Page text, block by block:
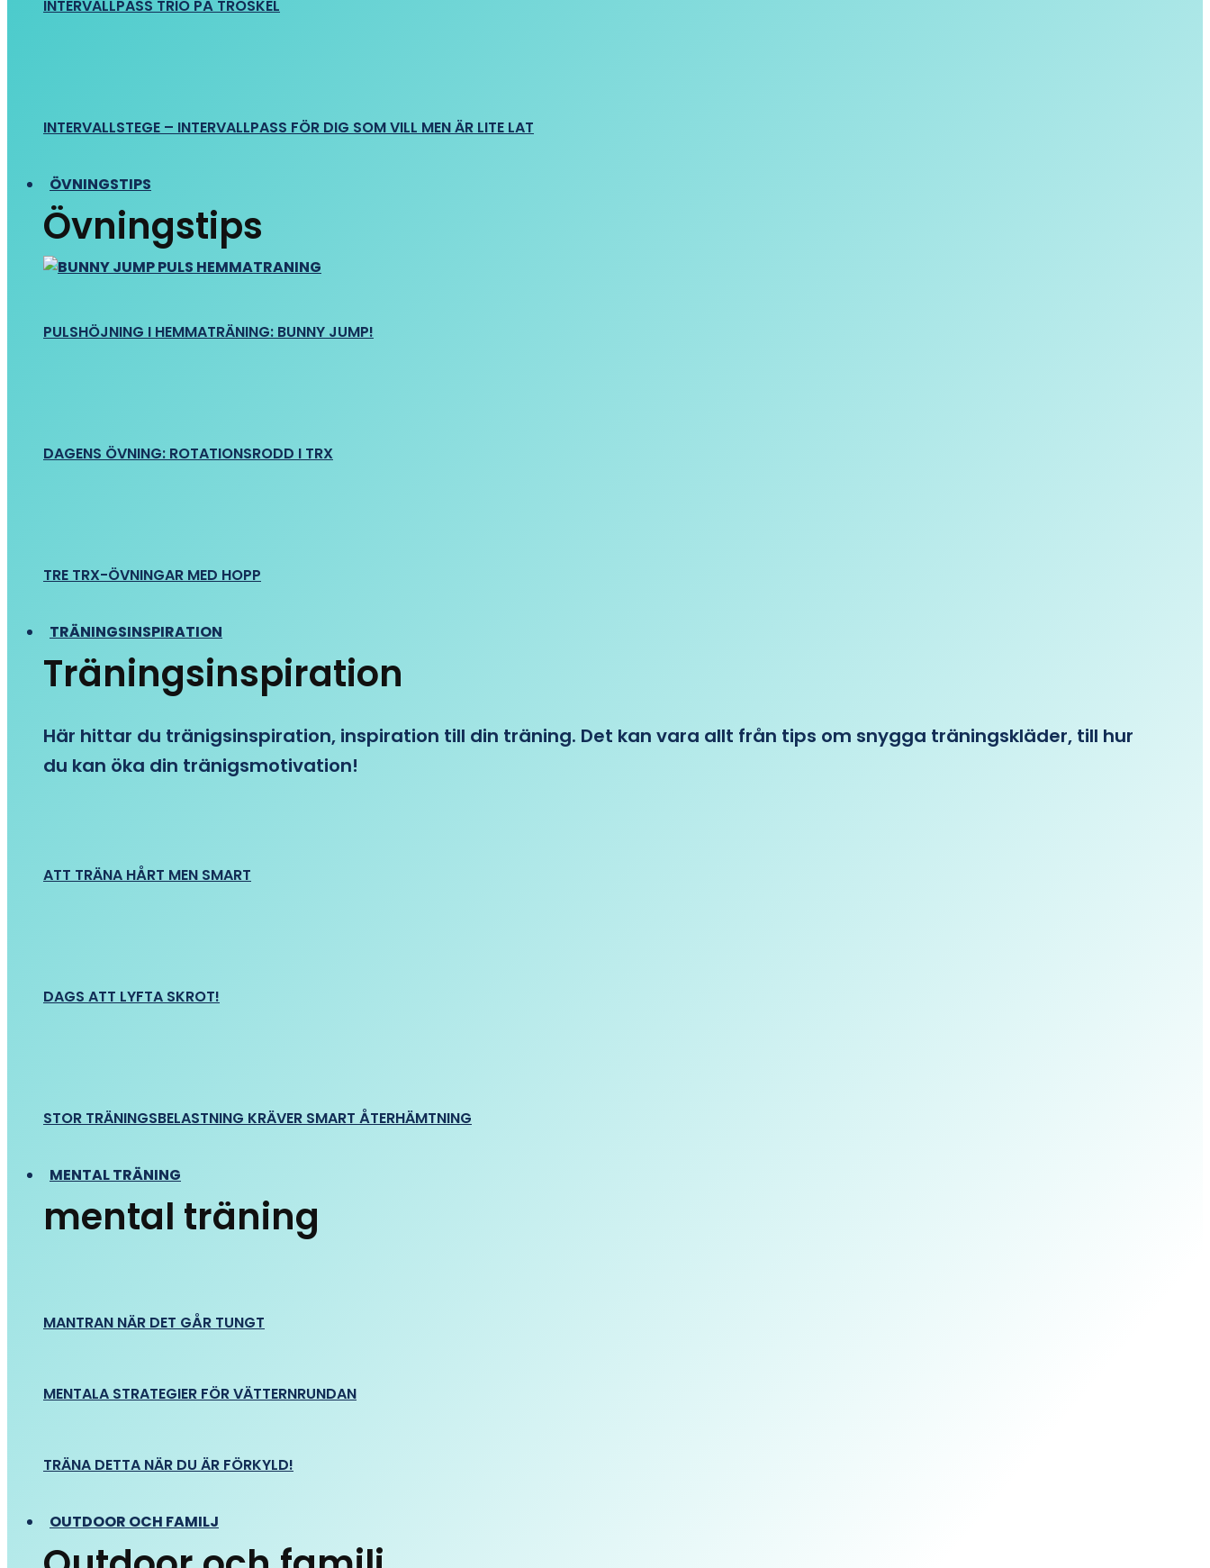
INTERVALLPASS TRIO PÅ TRÖSKEL
INTERVALLSTEGE – INTERVALLPASS FÖR DIG SOM VILL MEN ÄR LITE LAT
ÖVNINGSTIPS
Övningstips
PULSHÖJNING I HEMMATRÄNING: BUNNY JUMP!
DAGENS ÖVNING: ROTATIONSRODD I TRX
TRE TRX-ÖVNINGAR MED HOPP
TRÄNINGSINSPIRATION
Träningsinspiration
Här hittar du tränigsinspiration, inspiration till din träning. Det kan vara allt från tips om snygga träningskläder, till hur
du kan öka din tränigsmotivation!
ATT TRÄNA HÅRT MEN SMART
DAGS ATT LYFTA SKROT!
STOR TRÄNINGSBELASTNING KRÄVER SMART ÅTERHÄMTNING
MENTAL TRÄNING
mental träning
MANTRAN NÄR DET GÅR TUNGT
MENTALA STRATEGIER FÖR VÄTTERNRUNDAN
TRÄNA DETTA NÄR DU ÄR FÖRKYLD!
OUTDOOR OCH FAMILJ